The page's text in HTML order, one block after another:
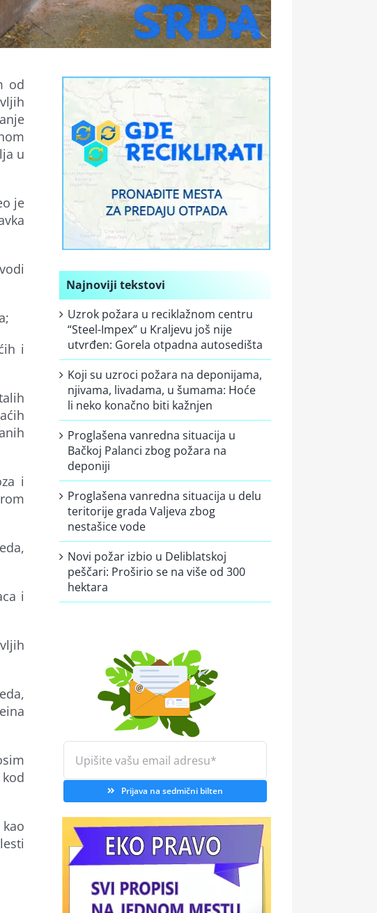
od
u
je
i
i
i
Najnoviji tekstovi
Uzrok požara u reciklažnom centru
“Steel-Impex” u Kraljevu još nije
utvrđen: Gorela otpadna autosedišta
Koji su uzroci požara na deponijama,
njivama, livadama, u šumama: Hoće
li neko konačno biti kažnjen
Proglašena vanredna situacija u
Bačkoj Palanci zbog požara na
deponiji
Proglašena vanredna situacija u delu
teritorije grada Valjeva zbog
nestašice vode
Novi požar izbio u Deliblatskoj
peščari: Proširio se na više od 300
hektara
Prijava na sedmični bilten